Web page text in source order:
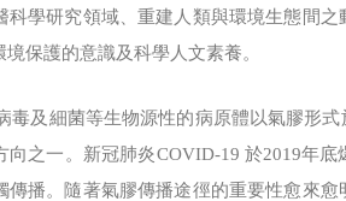
科學研究領域、重建人類與環境生態間
境保護的意識及科學人文素養。
細菌等生物源性的病原體以氣膠形式
向之一。新冠肺炎COVID-19 於2019年
傳播。隨著氣膠傳播途徑的重要性愈來